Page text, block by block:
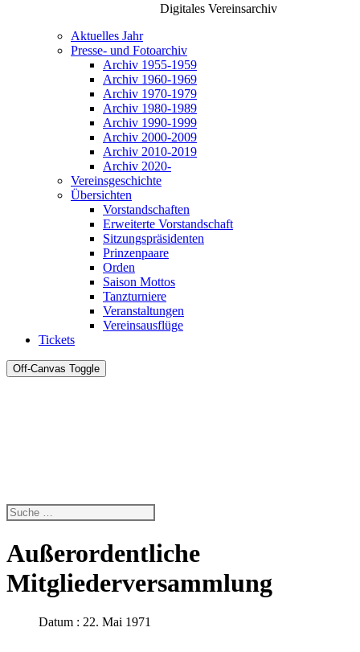
Digitales Vereinsarchiv
Aktuelles Jahr
Presse- und Fotoarchiv
Archiv 1955-1959
Archiv 1960-1969
Archiv 1970-1979
Archiv 1980-1989
Archiv 1990-1999
Archiv 2000-2009
Archiv 2010-2019
Archiv 2020-
Vereinsgeschichte
Übersichten
Vorstandschaften
Erweiterte Vorstandschaft
Sitzungspräsidenten
Prinzenpaare
Orden
Saison Mottos
Tanzturniere
Veranstaltungen
Vereinsausflüge
Tickets
Off-Canvas Toggle
Außerordentliche
Mitgliederversammlung
Datum : 22. Mai 1971